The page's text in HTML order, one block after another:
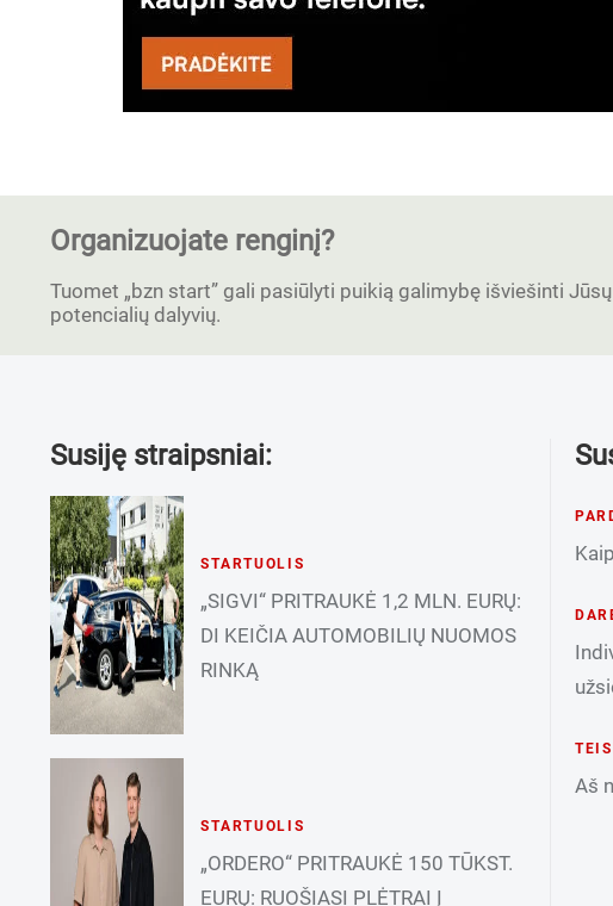
Organizuojate renginį?
Tuomet „bzn start” gali pasiūlyti puikią galimybę išviešinti
potencialių dalyvių.
Susiję straipsniai:
STARTUOLIS
„SIGVI“ PRITRAUKĖ 1,2 MLN. EURŲ:
DI KEIČIA AUTOMOBILIŲ NUOMOS
RINKĄ
STARTUOLIS
„ORDERO“ PRITRAUKĖ 150 TŪKST.
EURŲ: RUOŠIASI PLĖTRAI Į
Aš